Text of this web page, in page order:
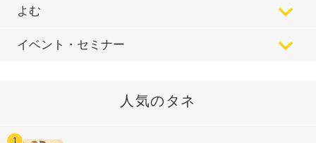
よむ
イベント・セミナー
人気のタネ